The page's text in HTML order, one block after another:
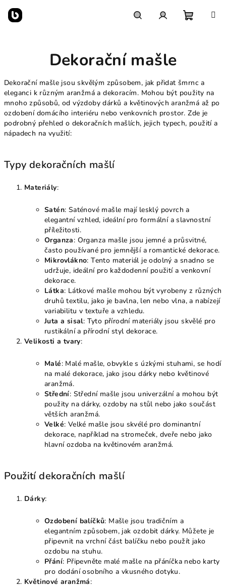
obsah
Dekorační mašle
Dekorační mašle jsou skvělým způsobem, jak přidat šmrnc a
eleganci k různým aranžmá a dekoracím. Mohou být použity na
mnoho způsobů, od výzdoby dárků a květinových aranžmá až po
ozdobení domácího interiéru nebo venkovních prostor. Zde je
podrobný přehled o dekoračních mašlích, jejich typech, použití a
nápadech na využití:
Typy dekoračních mašlí
Materiály:
Satén: Saténové mašle mají lesklý povrch a
elegantní vzhled, ideální pro formální a slavnostní
příležitosti.
Organza: Organza mašle jsou jemné a průsvitné,
často používané pro jemnější a romantické dekorace.
Mikrovlákno: Tento materiál je odolný a snadno se
udržuje, ideální pro každodenní použití a venkovní
dekorace.
Látka: Látkové mašle mohou být vyrobeny z různých
druhů textilu, jako je bavlna, len nebo vlna, a nabízejí
variabilitu v textuře a vzhledu.
Juta a sisal: Tyto přírodní materiály jsou skvělé pro
rustikální a přírodní styl dekorace.
Velikosti a tvary:
Malé: Malé mašle, obvykle s úzkými stuhami, se hodí
na malé dekorace, jako jsou dárky nebo květinové
aranžmá.
Střední: Střední mašle jsou univerzální a mohou být
použity na dárky, ozdoby na stůl nebo jako součást
větších aranžmá.
Velké: Velké mašle jsou skvélé pro dominantní
dekorace, například na stromeček, dveře nebo jako
hlavní ozdoba na květinovém aranžmá.
Použití dekoračních mašlí
Dárky:
Ozdobení balíčků: Mašle jsou tradičním a
elegantním způsobem, jak ozdobit dárky. Můžete je
připevnit na vrchní část balíčku nebo použít jako
ozdobu na stuhu.
Přání: Připevněte malé mašle na přáníčka nebo karty
pro dodání osobního a vkusného dotyku.
Květinové aranžmá: